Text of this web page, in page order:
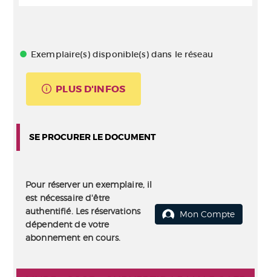
Exemplaire(s) disponible(s) dans le réseau
PLUS D'INFOS
SE PROCURER LE DOCUMENT
Pour réserver un exemplaire, il
est nécessaire d'être
authentifié. Les réservations
dépendent de votre
abonnement en cours.
Mon Compte